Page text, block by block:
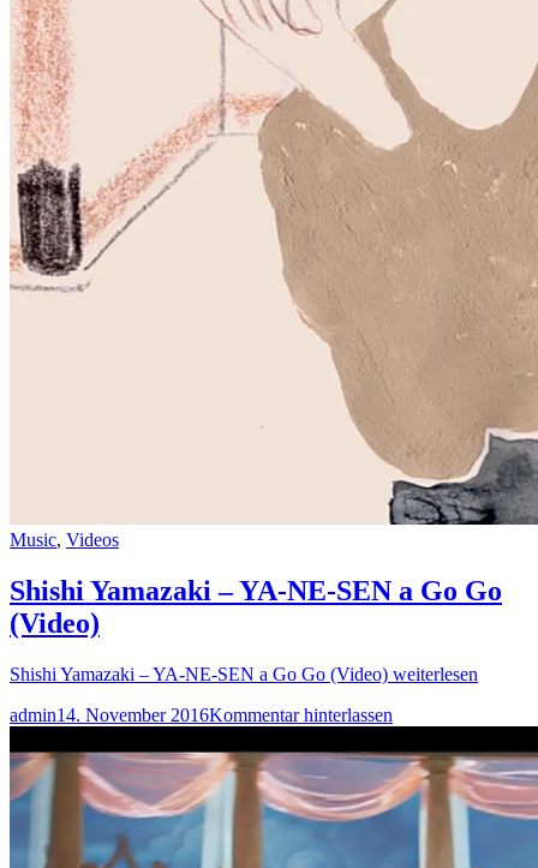
Music, Videos
Shishi Yamazaki – YA-NE-SEN a Go Go
(Video)
Shishi Yamazaki – YA-NE-SEN a Go Go (Video) weiterlesen
admin14. November 2016Kommentar hinterlassen